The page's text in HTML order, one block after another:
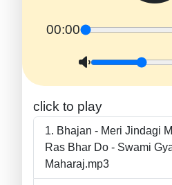
00:00
click to play
Bhajan - Meri Jindagi
Ras Bhar Do - Swami
Maharaj.mp3